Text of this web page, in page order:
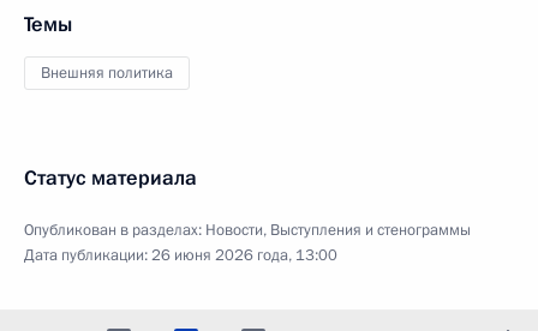
Темы
Внешняя политика
Статус материала
Опубликован в разделах: Новости, Выступления и стенограммы
Дата публикации:26 июня 2026 года, 13:00